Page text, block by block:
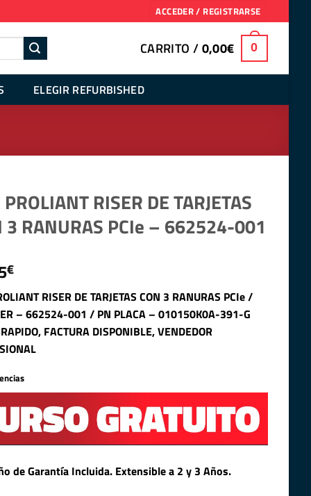
ACCEDER / REGISTRARSE
CARRITO /0,00€ 0
ELEGIR REFURBISHED
RISER DE TARJETAS
3 RANURAS PCIe – 662524-001
€
RISER DE TARJETAS CON 3 RANURAS PCIe /
– 662524-001 / PN PLACA – 010150K0A-391-G
FACTURA DISPONIBLE, VENDEDOR
de Garantía Incluida. Extensible a 2 y 3 Años.